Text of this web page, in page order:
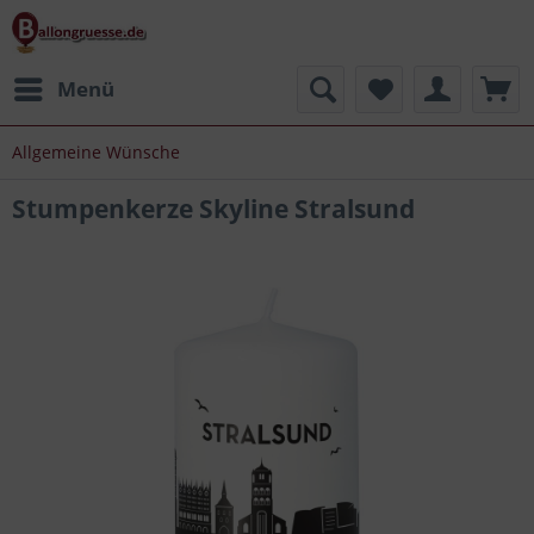
Menü
Allgemeine Wünsche
Stumpenkerze Skyline Stralsund